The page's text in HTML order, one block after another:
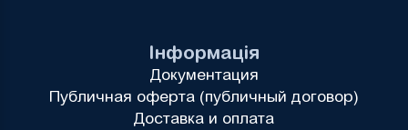
Інформація
Документация
Публичная оферта (публичный договор)
Доставка и оплата